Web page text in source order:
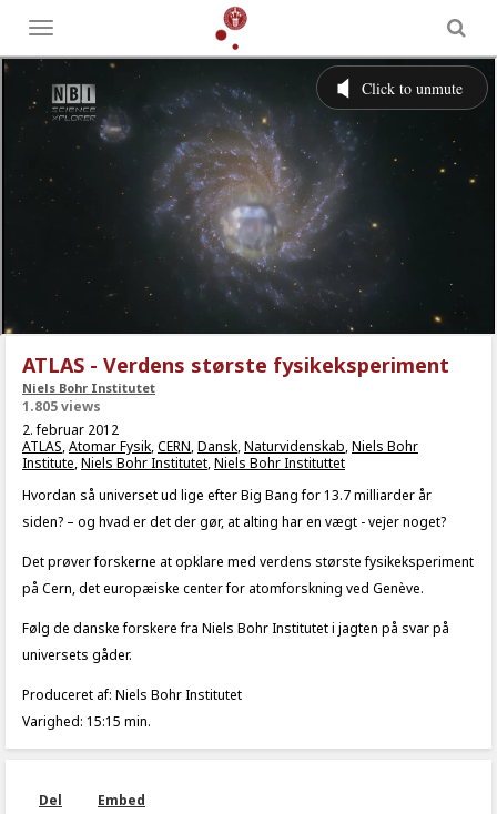
Toggle
menu
ATLAS - Verdens største fysikeksperiment
Niels Bohr Institutet
1.805 views
2. februar 2012
ATLAS,Atomar Fysik,CERN,Dansk,Naturvidenskab,Niels Bohr
Institute,Niels Bohr Institutet,Niels Bohr Instituttet
Hvordan så universet ud lige efter Big Bang for 13.7 milliarder år
siden? – og hvad er det der gør, at alting har en vægt - vejer noget?
Det prøver forskerne at opklare med verdens største fysikeksperiment
på Cern, det europæiske center for atomforskning ved Genève.
Følg de danske forskere fra Niels Bohr Institutet i jagten på svar på
universets gåder.
Produceret af: Niels Bohr Institutet
Varighed: 15:15 min.
Del Embed